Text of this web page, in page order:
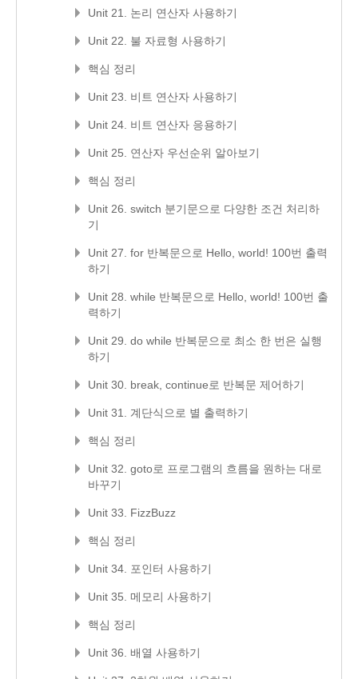
Unit 21. 논리 연산자 사용하기
Unit 22. 불 자료형 사용하기
핵심 정리
Unit 23. 비트 연산자 사용하기
Unit 24. 비트 연산자 응용하기
Unit 25. 연산자 우선순위 알아보기
핵심 정리
Unit 26. switch 분기문으로 다양한 조건 처리하
기
Unit 27. for 반복문으로 Hello, world! 100번 출력
하기
Unit 28. while 반복문으로 Hello, world! 100번 출
력하기
Unit 29. do while 반복문으로 최소 한 번은 실행
하기
Unit 30. break, continue로 반복문 제어하기
Unit 31. 계단식으로 별 출력하기
핵심 정리
Unit 32. goto로 프로그램의 흐름을 원하는 대로
바꾸기
Unit 33. FizzBuzz
핵심 정리
Unit 34. 포인터 사용하기
Unit 35. 메모리 사용하기
핵심 정리
Unit 36. 배열 사용하기